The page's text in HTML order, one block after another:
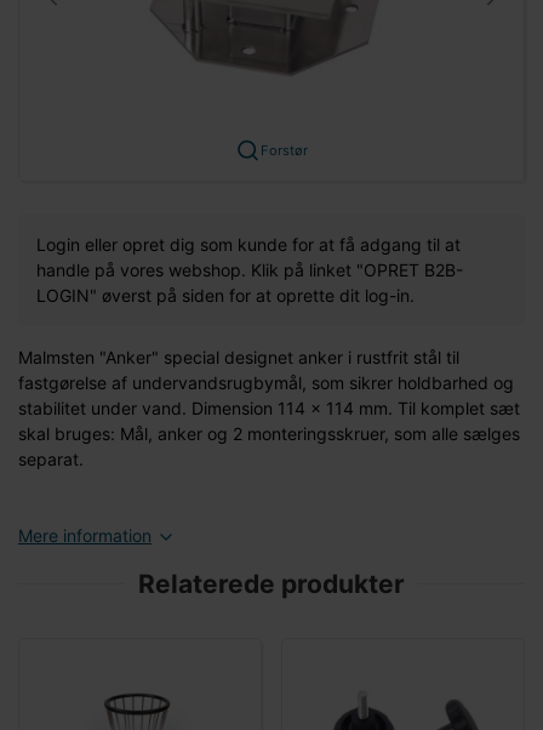
Forstør
Login eller opret dig som kunde for at få adgang til at
handle på vores webshop. Klik på linket "OPRET B2B-
LOGIN" øverst på siden for at oprette dit log-in.
Malmsten "Anker" special designet anker i rustfrit stål til
fastgørelse af undervandsrugbymål, som sikrer holdbarhed og
stabilitet under vand. Dimension 114 x 114 mm. Til komplet sæt
skal bruges: Mål, anker og 2 monteringsskruer, som alle sælges
separat.
Mere information
Relaterede produkter